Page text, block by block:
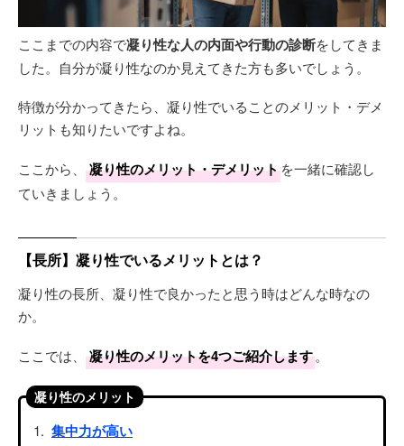
ここまでの内容で凝り性な人の内面や行動の診断をしてきま
した。自分が凝り性なのか見えてきた方も多いでしょう。
特徴が分かってきたら、凝り性でいることのメリット・デメ
リットも知りたいですよね。
ここから、 凝り性のメリット・デメリットを一緒に確認し
ていきましょう。
【長所】凝り性でいるメリットとは？
凝り性の長所、凝り性で良かったと思う時はどんな時なの
か。
ここでは、 凝り性のメリットを4つご紹介します。
凝り性のメリット
集中力が高い